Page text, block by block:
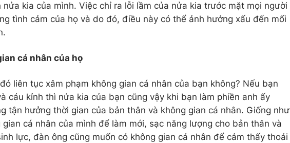
kia của mình. Việc chỉ ra lỗi lầm của nửa kia trước mặt mọi người
tình cảm của họ và do đó, điều này có thể ảnh hưởng xấu đến mối
cá nhân của họ
liên tục xâm phạm không gian cá nhân của bạn không? Nếu bạn
cáu kỉnh thì nửa kia của bạn cũng vậy khi bạn làm phiền anh ấy
tận hưởng thời gian của bản thân và không gian cá nhân. Giống như
cá nhân của mình để làm mới, sạc năng lượng cho bản thân và
lực, đàn ông cũng muốn có không gian cá nhân để cảm thấy thoải